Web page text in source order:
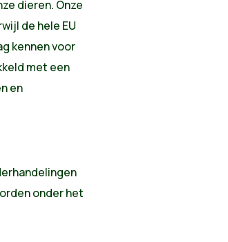
dieren. Onze
de hele EU
kennen voor
met een
en
onder het